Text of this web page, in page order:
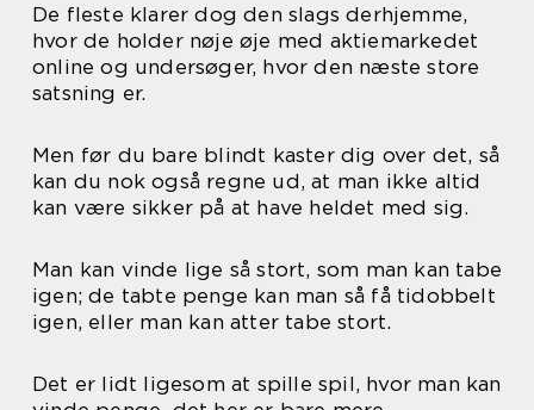
De fleste klarer dog den slags derhjemme,
hvor de holder nøje øje med aktiemarkedet
online og undersøger, hvor den næste store
satsning er.
Men før du bare blindt kaster dig over det, så
kan du nok også regne ud, at man ikke altid
kan være sikker på at have heldet med sig.
Man kan vinde lige så stort, som man kan tabe
igen; de tabte penge kan man så få tidobbelt
igen, eller man kan atter tabe stort.
Det er lidt ligesom at spille spil, hvor man kan